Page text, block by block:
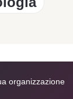
organizzazione